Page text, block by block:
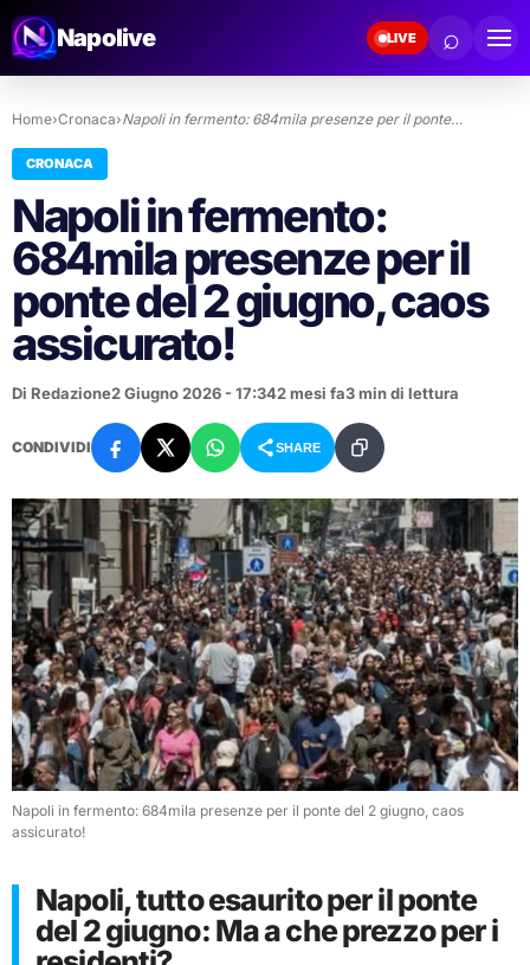
Napolive LIVE ⌕
Home›Cronaca›Napoli in fermento: 684mila presenze per il ponte…
CRONACA
Napoli in fermento:
684mila presenze per il
ponte del 2 giugno, caos
assicurato!
Di Redazione2 Giugno 2026 - 17:342 mesi fa3 min di lettura
CONDIVIDI SHARE
Napoli in fermento: 684mila presenze per il ponte del 2 giugno, caos
assicurato!
Napoli, tutto esaurito per il ponte
del 2 giugno: Ma a che prezzo per i